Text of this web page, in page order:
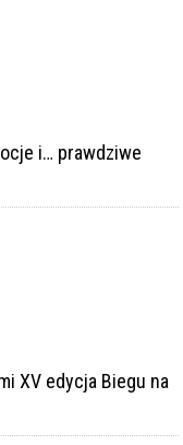
i… prawdziwe
XV edycja Biegu na